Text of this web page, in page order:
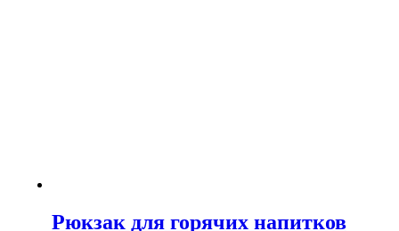
Рюкзак для горячих напитков